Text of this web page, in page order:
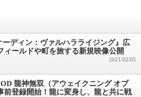
ディン：ヴァルハラライジング』広
ィールドや町を旅する新規映像公開
2021/02/05
龍神無双（アウェイクニング オブ
前登録開始！龍に変身し、龍と共に戦